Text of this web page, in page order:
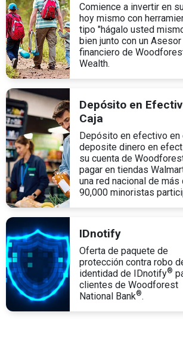
Comience a invertir en
hoy mismo con
tipo "hágalo usted
bien junto con un Asesor
financiero de
Wealth.
Depósito en
Caja
Depósito en efectivo en
deposite dinero en
su cuenta de
pagar en tiendas
una red nacional de más
90,000 minoristas
IDnotify
Oferta de paquete de
protección contra robo
identidad de IDnotify®
clientes de Woodforest
National Bank®.